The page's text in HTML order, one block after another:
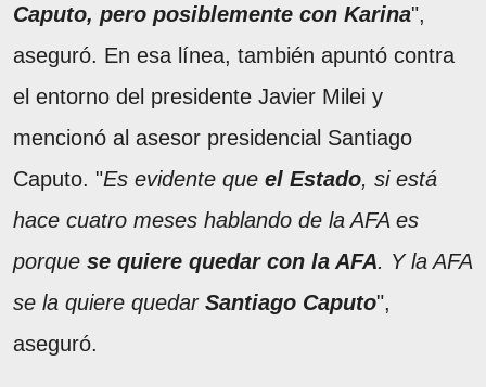
Caputo, pero posiblemente con Karina",
aseguró. En esa línea, también apuntó contra
el entorno del presidente Javier Milei y
mencionó al asesor presidencial Santiago
Caputo. "Es evidente que el Estado, si está
hace cuatro meses hablando de la AFA es
porque se quiere quedar con la AFA. Y la AFA
se la quiere quedar Santiago Caputo",
aseguró.